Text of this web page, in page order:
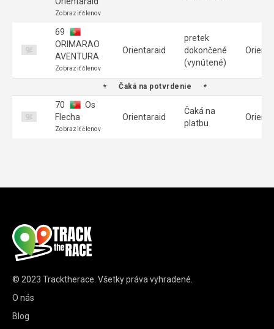
Zobraziť členov
69
ORIMARAO
AVENTURA
Zobraziť členov
Orientaraid
pretek
dokončené
(vynútené)
Čaká na potvrdenie
70
Os
Flecha
Zobraziť členov
Orientaraid
Čaká na
platbu
© 2023 Tracktherace. Všetky práva vyhradené.
O nás
Blog